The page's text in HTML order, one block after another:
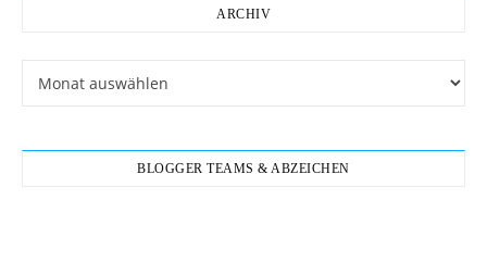
ARCHIV
BLOGGER TEAMS & ABZEICHEN